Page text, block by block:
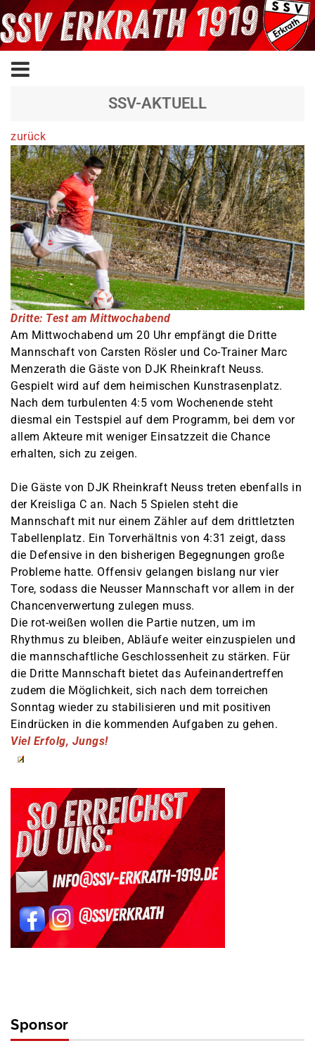
SSV-AKTUELL
zurück
Dritte: Test am Mittwochabend
Am Mittwochabend um 20 Uhr empfängt die Dritte
Mannschaft von Carsten Rösler und Co-Trainer Marc
Menzerath die Gäste von DJK Rheinkraft Neuss.
Gespielt wird auf dem heimischen Kunstrasenplatz.
Nach dem turbulenten 4:5 vom Wochenende steht
diesmal ein Testspiel auf dem Programm, bei dem vor
allem Akteure mit weniger Einsatzzeit die Chance
erhalten, sich zu zeigen.
Die Gäste von DJK Rheinkraft Neuss treten ebenfalls in
der Kreisliga C an. Nach 5 Spielen steht die
Mannschaft mit nur einem Zähler auf dem drittletzten
Tabellenplatz. Ein Torverhältnis von 4:31 zeigt, dass
die Defensive in den bisherigen Begegnungen große
Probleme hatte. Offensiv gelangen bislang nur vier
Tore, sodass die Neusser Mannschaft vor allem in der
Chancenverwertung zulegen muss.
Die rot-weißen wollen die Partie nutzen, um im
Rhythmus zu bleiben, Abläufe weiter einzuspielen und
die mannschaftliche Geschlossenheit zu stärken. Für
die Dritte Mannschaft bietet das Aufeinandertreffen
zudem die Möglichkeit, sich nach dem torreichen
Sonntag wieder zu stabilisieren und mit positiven
Eindrücken in die kommenden Aufgaben zu gehen.
Viel Erfolg, Jungs!
Sponsor